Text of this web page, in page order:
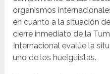
organismos
en cuanto a la situación
cierre inmediato de la
Internacional evalúe la
uno de los huelguistas.